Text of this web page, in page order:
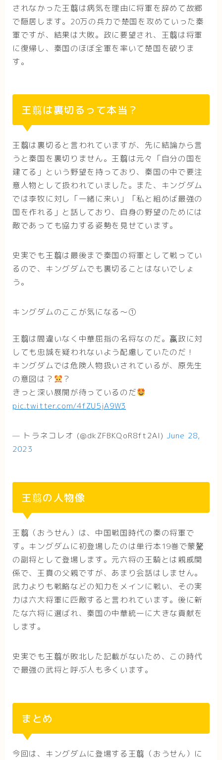
されなかった王翦は病気を理由に将軍を辞めて故郷
で隠居します。20万の兵力で楚国を攻めていった秦
軍ですが、結果は大敗。政に要望され、王翦は将軍
に復帰し、秦国のほぼ全軍を率いて楚国を破りま
す。
王翦は裏切るって本当？
王翦は裏切ると言われていますが、先に結論から言
うと秦国を裏切りません。王翦は元々「自分の国を
建てる」という野望を持っており、秦国の中で要注
意人物として扱われていました。また、キングダム
では李牧に対し「一緒に来い」「私と組めば最強の
国を作れる」と話しており、自身の野望のためには
敵であっても協力する姿勢を見せています。
史実でも王翦は最後まで秦国の将軍として戦ってい
るので、キングダムでも裏切ることはないでしょ
う。
キングダムのここが気になる〜①
王翦は間違いなく中華屈指の名将なのだ。嬴政に対
しても忠誠を疑われないよう配慮していたのだ！
キングダムでは危険人物扱いされているが、原先生
の意図は？
？
きっと深い展開が待っているのだ
pic.twitter.com/4fZU5jA9W3
— トラネコレオ (@dkZFBKQoR8ft2AI) June 28,
2023
王翦の人物像
王翦（おうせん）は、中国戦国時代の秦の将軍で
す。キングダムに初登場したのは単行本19巻で蒙驁
の副将として登場します。元六将の王騎とは親戚関
係で、王賁の父親ですが、あまり会話はしません。
武力よりも戦略などの知力をメインに戦い、その実
力は六大将軍に匹敵すると言われています。後に新
たな六将に選ばれ、秦国の中華統一に大きな貢献を
します。
史実でも王翦が敗北した記載がないため、この時代
で最強の武将と呼ぶ人も多くいます。
まとめ
今回は、キングダムに登場する王翦（おうせん）に